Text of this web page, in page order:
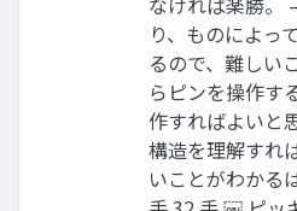
り、ものによっ
るので、難しい
らピンを操作す
作すればよいと
構造を理解すれ
いことがわかる